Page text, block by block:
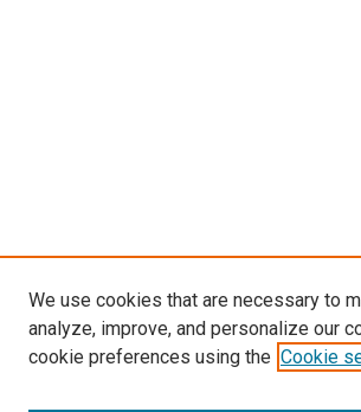
We use cookies that are necessary to
analyze, improve, and personalize our
cookie preferences using the Cookie